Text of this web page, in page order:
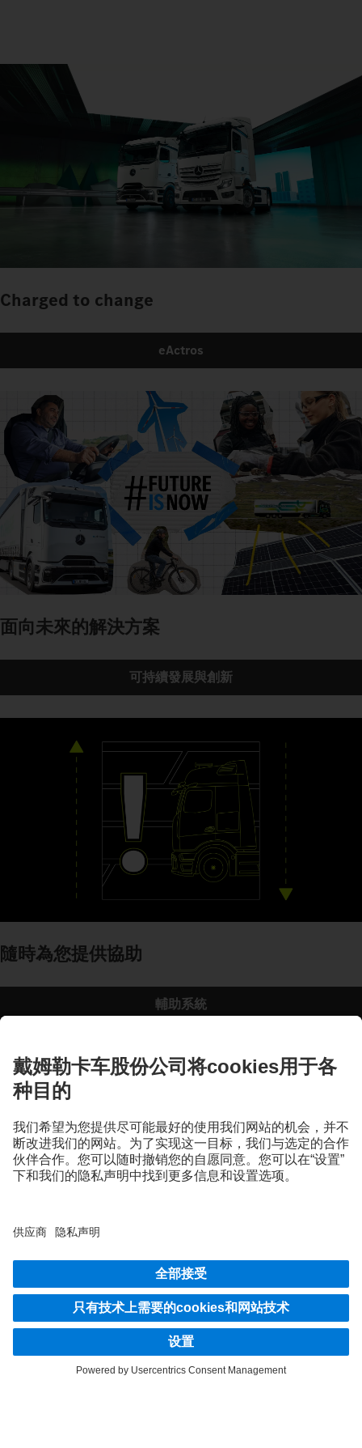
Charged to change
eActros
面向未來的解決方案
可持續發展與創新
隨時為您提供協助
輔助系統
插圖和文字還可能包含不屬於標準供貨範圍的配件和特殊設備。所示圖面僅為範例，
並不一定代表車輛的實際狀況。車輛的外觀可能會與圖示有差異。我們保留變更的權
利。插圖和文字還可能包含個別國家或地區不提供的類型、支援服務、維護服務和產
品。
包括所有性別和身份。
保持聯絡。
透過我們的數字媒體探索 Mercedes‑Benz Trucks。